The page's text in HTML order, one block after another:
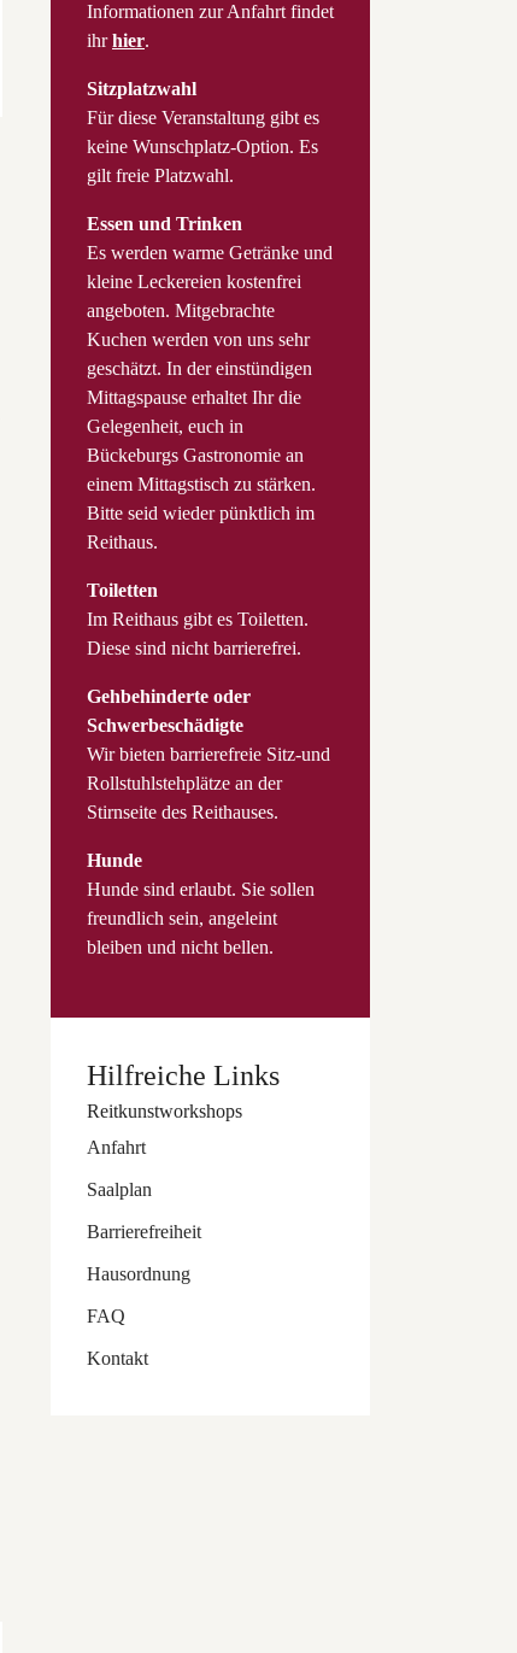
Informationen zur Anfahrt findet
ihrhier.
Sitzplatzwahl
Für diese Veranstaltung gibt es
keine Wunschplatz-Option. Es
gilt freie Platzwahl.
Essen und Trinken
Es werden warme Getränke und
kleine Leckereien kostenfrei
angeboten. Mitgebrachte
Kuchen werden von uns sehr
geschätzt. In der einstündigen
Mittagspause erhaltet Ihr die
Gelegenheit, euch in
Bückeburgs Gastronomie an
einem Mittagstisch zu stärken.
Bitte seid wieder pünktlich im
Reithaus.
Toiletten
Im Reithaus gibt es Toiletten.
Diese sind nicht barrierefrei.
Gehbehinderte oder
Schwerbeschädigte
Wir bieten barrierefreie Sitz-und
Rollstuhlstehplätze an der
Stirnseite des Reithauses.
Hunde
Hunde sind erlaubt. Sie sollen
freundlich sein, angeleint
bleiben und nicht bellen.
Hilfreiche Links
Reitkunstworkshops
Anfahrt
Saalplan
Barrierefreiheit
Hausordnung
FAQ
Kontakt